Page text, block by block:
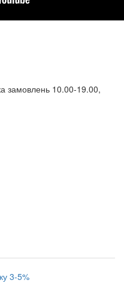
замовлень 10.00-19.00,
3-5%